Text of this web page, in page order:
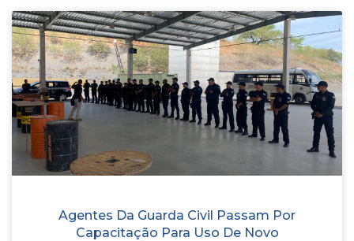
Agentes Da Guarda Civil Passam Por
Capacitação Para Uso De Novo